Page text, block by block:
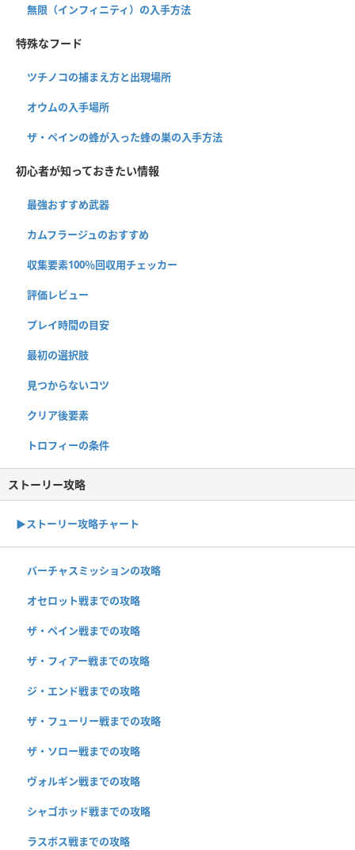
無限（インフィニティ）の入手方法
特殊なフード
ツチノコの捕まえ方と出現場所
オウムの入手場所
ザ・ペインの蜂が入った蜂の巣の入手方法
初心者が知っておきたい情報
最強おすすめ武器
カムフラージュのおすすめ
収集要素100％回収用チェッカー
評価レビュー
プレイ時間の目安
最初の選択肢
見つからないコツ
クリア後要素
トロフィーの条件
ストーリー攻略
▶︎ストーリー攻略チャート
バーチャスミッションの攻略
オセロット戦までの攻略
ザ・ペイン戦までの攻略
ザ・フィアー戦までの攻略
ジ・エンド戦までの攻略
ザ・フューリー戦までの攻略
ザ・ソロー戦までの攻略
ヴォルギン戦までの攻略
シャゴホッド戦までの攻略
ラスボス戦までの攻略